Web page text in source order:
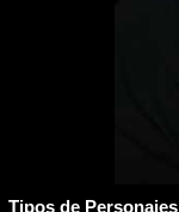
Tipos de